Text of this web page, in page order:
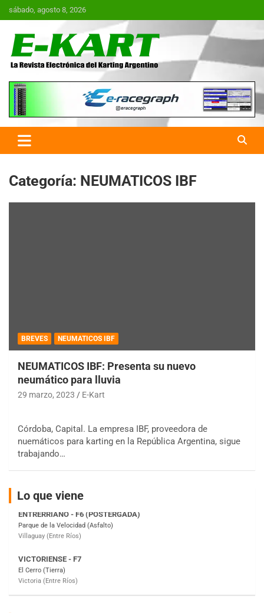
Saltar
al
sábado, agosto 8, 2026
E-Kart.com.ar | La Revista
Electrónica del Karting en
Argentina
Categoría: NEUMATICOS IBF
BREVES NEUMATICOS IBF
NEUMATICOS IBF: Presenta su nuevo
neumático para lluvia
29 marzo, 2023 E-Kart
Córdoba, Capital. La empresa IBF, proveedora de
nuemáticos para karting en la República Argentina, sigue
trabajando…
Lo que viene
COBERTURA ESPECIAL DE E-KART.COM.AR
08/09-AGO
Baradero (Buenos Aires)
KDO - F6
Trenque Lauquen (Buenos Aires)
ENTRERRIANO - F6 (POSTERGADA)
Villaguay (Entre Ríos)
VICTORIENSE - F7
Victoria (Entre Ríos)
PATAGONICO - F6
Moto Club Reginense (Tierra)